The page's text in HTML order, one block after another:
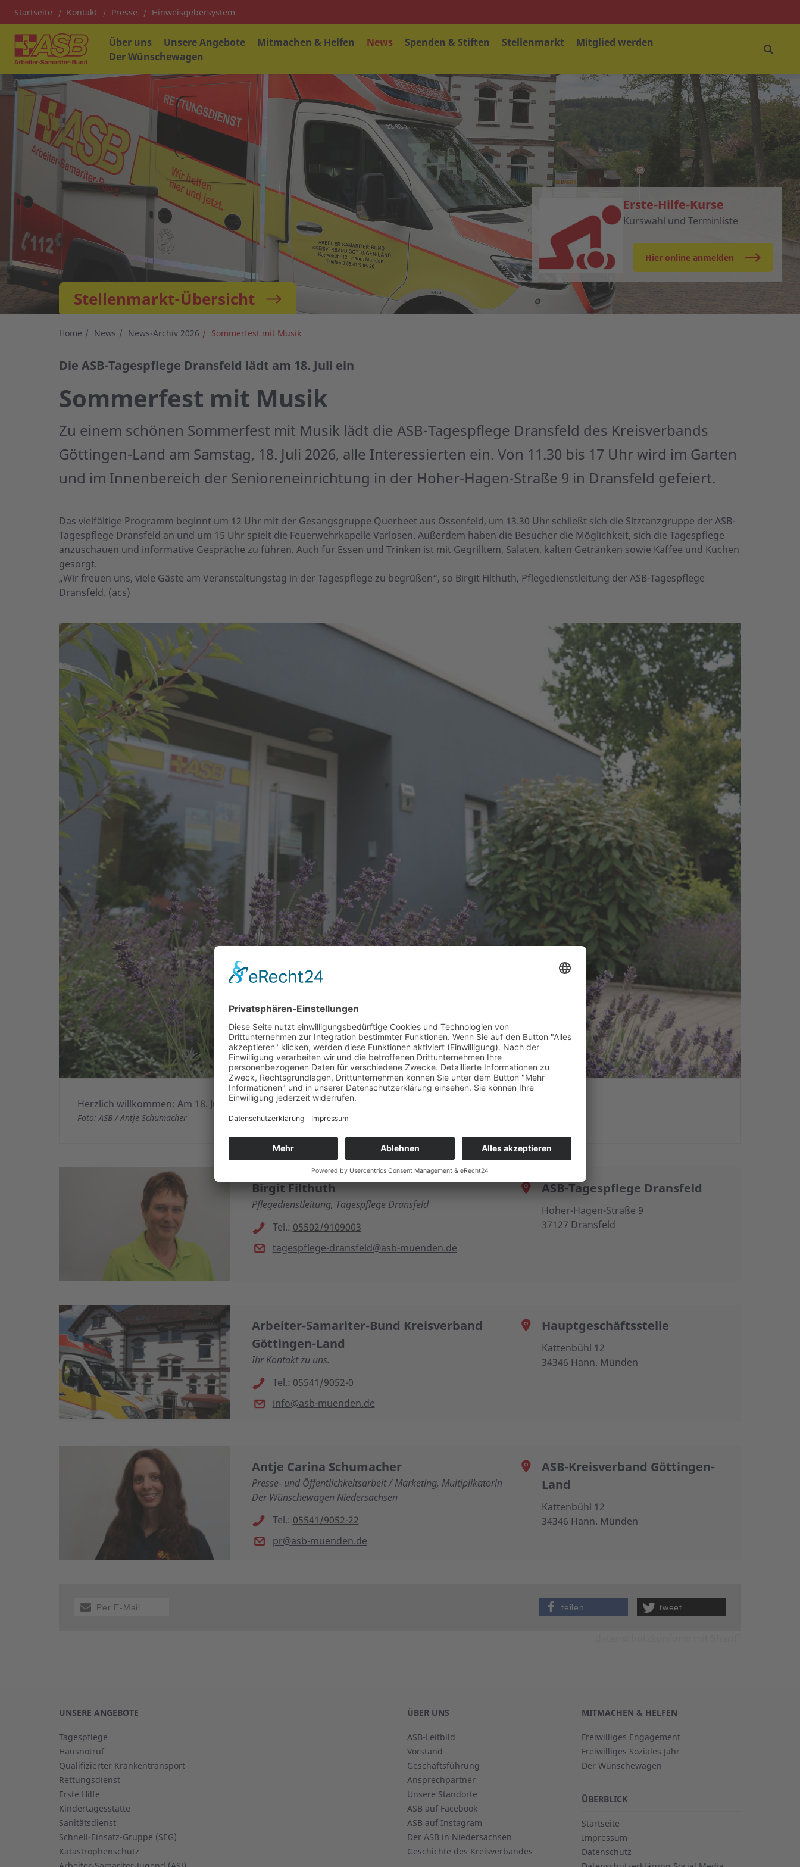
Startseite Kontakt Presse Hinweisgebersystem
Über uns Unsere Angebote Mitmachen & Helfen News Spenden & Stiften Stellenmarkt
Mitglied werden
Der Wünschewagen
Erste-Hilfe-Kurse
Kurswahl und Terminliste
Hier online anmelden
Stellenmarkt-Übersicht
Home News News-Archiv 2026 Sommerfest mit Musik
Die ASB-Tagespflege Dransfeld lädt am 18. Juli ein
Sommerfest mit Musik
Zu einem schönen Sommerfest mit Musik lädt die ASB-Tagespflege Dransfeld des Kreisverbands
Göttingen-Land am Samstag, 18. Juli 2026, alle Interessierten ein. Von 11.30 bis 17 Uhr wird im Garten
und im Innenbereich der Senioreneinrichtung in der Hoher-Hagen-Straße 9 in Dransfeld gefeiert.
Das vielfältige Programm beginnt um 12 Uhr mit der Gesangsgruppe Querbeet aus Ossenfeld, um 13.30 Uhr schließt sich die Sitztanzgruppe der ASB-
Tagespflege Dransfeld an und um 15 Uhr spielt die Feuerwehrkapelle Varlosen. Außerdem haben die Besucher die Möglichkeit, sich die Tagespflege
anzuschauen und informative Gespräche zu führen. Auch für Essen und Trinken ist mit Gegrilltem, Salaten, kalten Getränken sowie Kaffee und Kuchen
gesorgt.
„Wir freuen uns, viele Gäste am Veranstaltungstag in der Tagespflege zu begrüßen“, so Birgit Filthuth, Pflegedienstleitung der ASB-Tagespflege
Dransfeld. (acs)
Herzlich willkommen: Am 18. Juli feiert die ASB-Tagespflege Dransfeld Sommerfest.
Foto: ASB / Antje Schumacher
Birgit Filthuth
Pflegedienstleitung, Tagespflege Dransfeld
Tel.: 05502/9109003
tagespflege-dransfeld@asb-muenden.de
ASB-Tagespflege Dransfeld
Hoher-Hagen-Straße 9
37127 Dransfeld
Arbeiter-Samariter-Bund Kreisverband
Göttingen-Land
Ihr Kontakt zu uns.
Tel.: 05541/9052-0
info@asb-muenden.de
Hauptgeschäftsstelle
Kattenbühl 12
34346 Hann. Münden
Antje Carina Schumacher
Presse- und Öffentlichkeitsarbeit / Marketing, Multiplikatorin
Der Wünschewagen Niedersachsen
Tel.: 05541/9052-22
pr@asb-muenden.de
ASB-Kreisverband Göttingen-
Land
Kattenbühl 12
34346 Hann. Münden
Per E-Mail
tweet
teilen
UNSERE ANGEBOTE
Tagespflege
Hausnotruf
Qualifizierter Krankentransport
Rettungsdienst
Erste Hilfe
Kindertagesstätte
Sanitätsdienst
Schnell-Einsatz-Gruppe (SEG)
Katastrophenschutz
ÜBER UNS
ASB-Leitbild
Vorstand
Geschäftsführung
Ansprechpartner
Unsere Standorte
ASB auf Facebook
ASB auf Instagram
Der ASB in Niedersachsen
Geschichte des Kreisverbandes
MITMACHEN & HELFEN
Freiwilliges Engagement
Freiwilliges Soziales Jahr
Der Wünschewagen
ÜBERBLICK
Startseite
Impressum
Datenschutz